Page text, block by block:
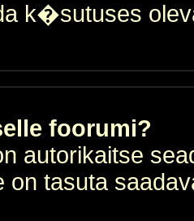
k�sutuses
foorumi?
autorikaitse
on tasuta